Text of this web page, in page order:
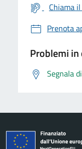
Chiama
Prenota
Problemi
Segnala